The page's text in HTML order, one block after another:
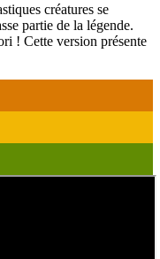
créatures se
partie de la légende.
! Cette version présente